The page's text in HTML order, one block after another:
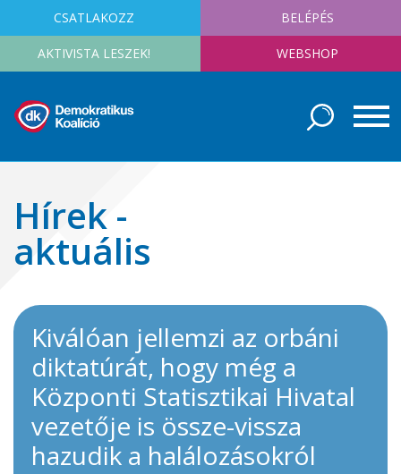
CSATLAKOZZ BELÉPÉS
AKTIVISTA LESZEK! WEBSHOP
Hírek -
aktuális
Kiválóan jellemzi az orbáni
diktatúrát, hogy még a
Központi Statisztikai Hivatal
vezetője is össze-vissza
hazudik a halálozásokról